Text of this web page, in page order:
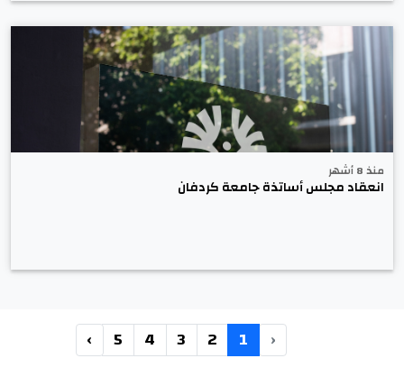
منذ 8 أشهر
انعقاد مجلس أساتذة جامعة كردفان
‹
1
2
3
4
5
›